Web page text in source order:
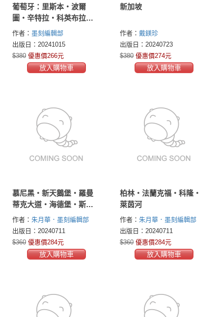
葡萄牙：里斯本‧波爾
圖‧辛特拉‧科英布拉‧
艾芙拉
作者： 墨刻編輯部
出版日：20241015
$380 優惠價266元
放入購物車
新加坡
作者： 戴鎂珍
出版日：20240723
$380 優惠價274元
放入購物車
慕尼黑‧新天鵝堡‧羅曼
蒂克大道‧海德堡‧斯圖
加特
作者： 朱月華．墨刻編輯部
出版日：20240711
$360 優惠價284元
放入購物車
柏林‧法蘭克福‧科隆‧
萊茵河
作者： 朱月華．墨刻編輯部
出版日：20240711
$360 優惠價284元
放入購物車